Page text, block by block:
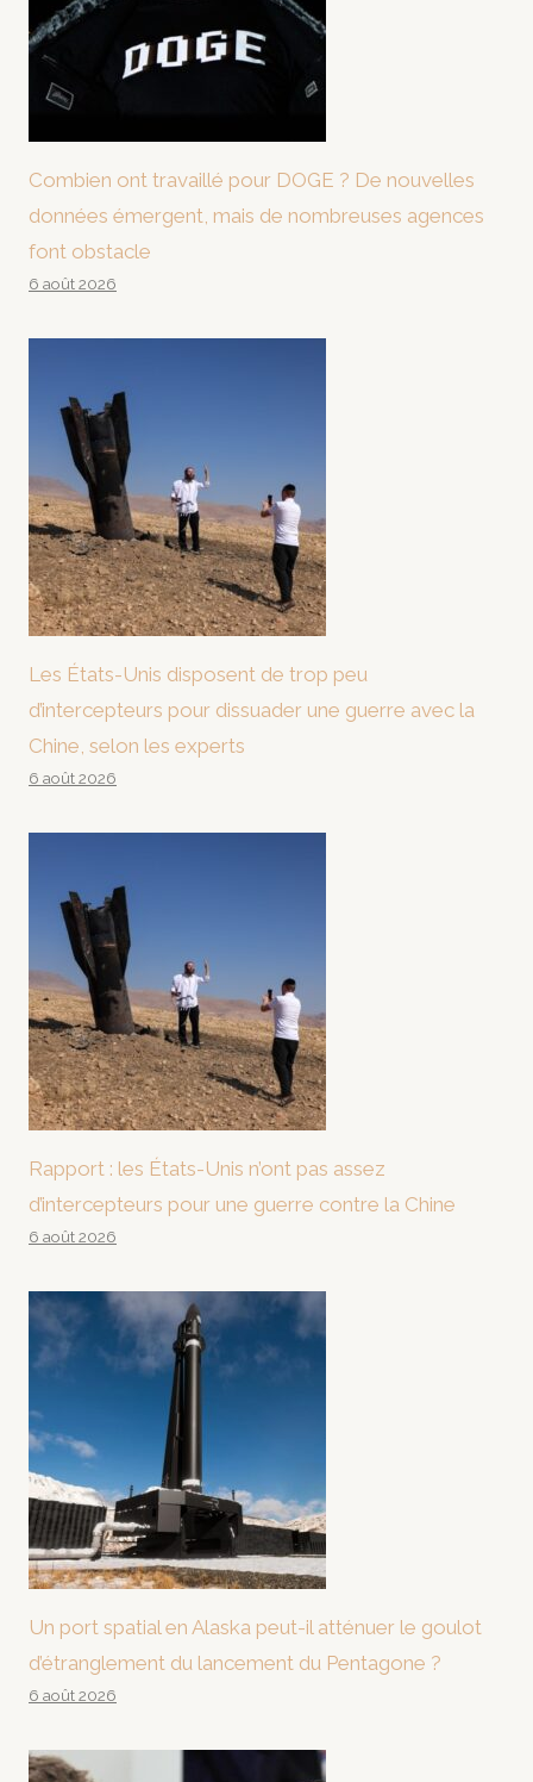
Combien ont travaillé pour DOGE ? De nouvelles
données émergent, mais de nombreuses agences
font obstacle
6 août 2026
Les États-Unis disposent de trop peu
d’intercepteurs pour dissuader une guerre avec la
Chine, selon les experts
6 août 2026
Rapport : les États-Unis n’ont pas assez
d’intercepteurs pour une guerre contre la Chine
6 août 2026
Un port spatial en Alaska peut-il atténuer le goulot
d’étranglement du lancement du Pentagone ?
6 août 2026